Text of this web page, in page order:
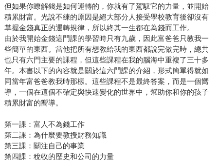
但如果你瞭解錢是如何運轉的，你就有了駕馭它的力量，並開始
積累財富。光說不練的原因是絕大部分人接受學校教育後卻沒有
掌握金錢真正的運轉規律，所以終其一生都在為錢而工作。
由於我開始金錢這門課的學習時只有九歲，因此富爸爸只教我一
些簡單的東西。當他把所有想教給我的東西都說完做完時，總共
也只有六門主要的課程，但這些課程在我的腦海中重複了三十多
年。本書以下的內容就是關於這六門課的介紹，形式簡單得就如
同當年富爸爸教我時那樣。這些課程不是最終答案，而是一個嚮
導，一個在這個不確定與快速變化的世界中，幫助你和你的孩子
積累財富的嚮導。
第一課：富人不為錢工作
第二課：為什麼要教授財務知識
第三課：關注自己的事業
第四課：稅收的歷史和公司的力量